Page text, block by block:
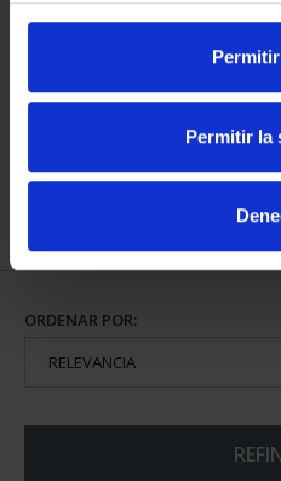
Permitir la
PATRIMONIO DE LA
HU...
Sólo para usuarios
ORDENAR POR: